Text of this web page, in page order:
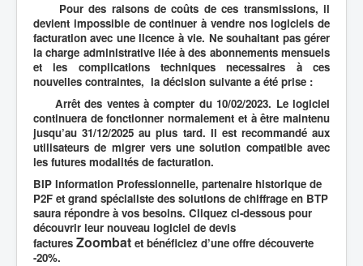
Pour des raisons de coûts de ces transmissions, il
devient impossible de continuer à vendre nos logiciels de
facturation avec une licence à vie. Ne souhaitant pas gérer
la charge administrative liée à des abonnements mensuels
et les complications techniques necessaires à ces
nouvelles contraintes, la décision suivante a été prise :
Arrêt des ventes à compter du 10/02/2023. Le logiciel
continuera de fonctionner normalement et à être maintenu
jusqu’au 31/12/2025 au plus tard. Il est recommandé aux
utilisateurs de migrer vers une solution compatible avec
les futures modalités de facturation.
BIP Information Professionnelle, partenaire historique de
P2F et grand spécialiste des solutions de chiffrage en BTP
saura répondre à vos besoins. Cliquez ci-dessous pour
découvrir leur nouveau logiciel de devis
factures Zoombat et bénéficiez d’une offre découverte
-20%.